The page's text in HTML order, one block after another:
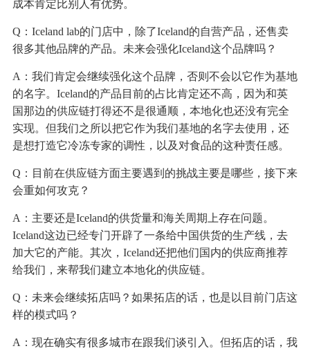
成本肯定比别人有优势。
Q：Iceland lab的门店中，除了Iceland的自营产品，还售卖
很多其他品牌的产品。未来会强化Iceland这个品牌吗？
A：我们肯定会继续强化这个品牌，否则不会以它作为基地
的名字。Iceland的产品目前的占比肯定还不高，因为和英
国那边的供应链打得还不是很通顺，本地化也还没有完全
实现。但我们之所以把它作为我们基地的名字去使用，还
是想打造它冷冻专家的调性，以及对食品的这种责任感。
Q：目前在供应链方面主要遇到的挑战主要是哪些，接下来
会重如何攻克？
A：主要还是Iceland的供货量和海关周期上存在问题。
Iceland这边已经专门开辟了一条给中国供货的生产线，去
加大它的产能。其次，Iceland还把他们国内的供应商推荐
给我们，来帮我们建立本地化的供应链。
Q：未来会继续拓店吗？如果拓店的话，也是以目前门店这
样的模式吗？
A：现在确实有很多城市在跟我们谈引入。但拓店的话，我